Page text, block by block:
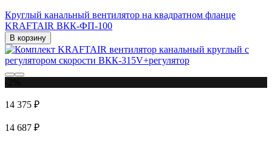
Круглый канальный вентилятор на квадратном фланце
KRAFTAIR ВКК-ФП-100
В корзину
14 375 ₽
14 687 ₽